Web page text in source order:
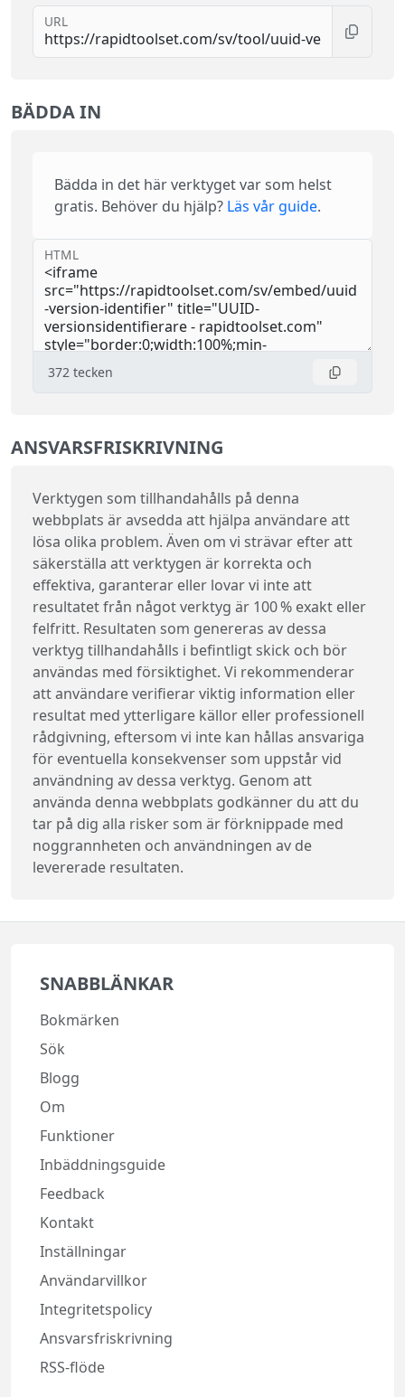
URL
BÄDDA IN
Bädda in det här verktyget var som helst
gratis. Behöver du hjälp? Läs vår guide.
HTML
372 tecken
ANSVARSFRISKRIVNING
Verktygen som tillhandahålls på denna
webbplats är avsedda att hjälpa användare att
lösa olika problem. Även om vi strävar efter att
säkerställa att verktygen är korrekta och
effektiva, garanterar eller lovar vi inte att
resultatet från något verktyg är 100 % exakt eller
felfritt. Resultaten som genereras av dessa
verktyg tillhandahålls i befintligt skick och bör
användas med försiktighet. Vi rekommenderar
att användare verifierar viktig information eller
resultat med ytterligare källor eller professionell
rådgivning, eftersom vi inte kan hållas ansvariga
för eventuella konsekvenser som uppstår vid
användning av dessa verktyg. Genom att
använda denna webbplats godkänner du att du
tar på dig alla risker som är förknippade med
noggrannheten och användningen av de
levererade resultaten.
SNABBLÄNKAR
Bokmärken
Sök
Blogg
Om
Funktioner
Inbäddningsguide
Feedback
Kontakt
Inställningar
Användarvillkor
Integritetspolicy
Ansvarsfriskrivning
RSS-flöde